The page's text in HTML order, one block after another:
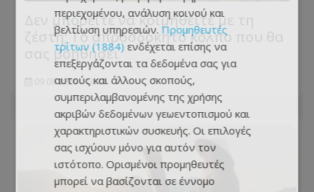
Δεν μπορείτε να κοιμηθείτε με τη
ζέστη; Το απροσδόκητο κόλπο που θα
σας βοηθήσει
09.08.2026 - 14:33
περιεχομένου, ανάλυση κοινού και
βελτίωση υπηρεσιών. Προμηθευτές
τρίτων (1884) ενδέχεται επίσης να
επεξεργάζονται τα δεδομένα σας για
αυτούς και άλλους σκοπούς,
συμπεριλαμβανομένης της χρήσης
ακριβών δεδομένων γεωεντοπισμού και
χαρακτηριστικών συσκευής. Οι επιλογές
σας ισχύουν μόνο για αυτόν τον
ιστότοπο. Ορισμένοι προμηθευτές
μπορεί να βασίζονται σε έννομο